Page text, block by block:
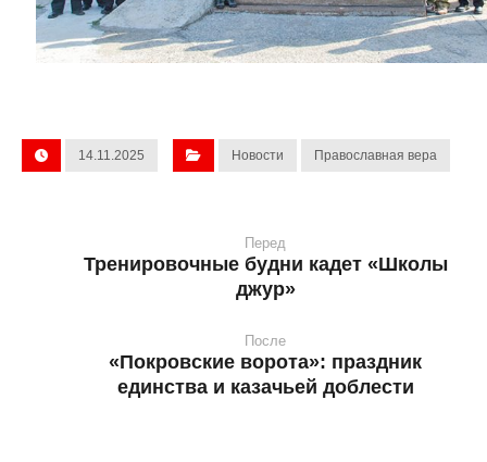
14.11.2025 Новости Православная вера
Перед
Тренировочные будни кадет «Школы
джур»
После
«Покровские ворота»: праздник
единства и казачьей доблести